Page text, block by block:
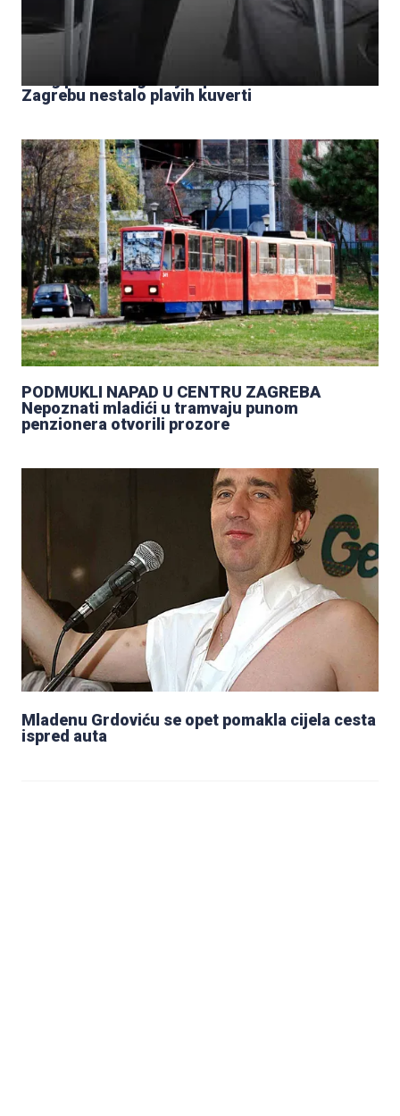
Zbog povećanog broja upisa na fakultet u
Zagrebu nestalo plavih kuverti
PODMUKLI NAPAD U CENTRU ZAGREBA
Nepoznati mladići u tramvaju punom
penzionera otvorili prozore
Mladenu Grdoviću se opet pomakla cijela cesta
ispred auta